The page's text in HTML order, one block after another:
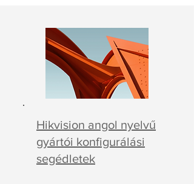
Hikvision angol nyelvű
gyártói konfigurálási
segédletek